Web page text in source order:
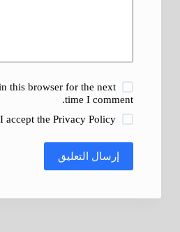
this browser for the next
time I comment.
I accept the Privacy Policy
إرسال التعليق